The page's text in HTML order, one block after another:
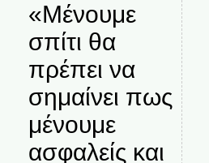
«Μένουμε
σπίτι θα
πρέπει να
σημαίνει πως
μένουμε
ασφαλείς και